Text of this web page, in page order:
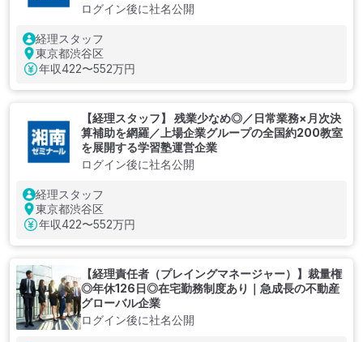
ログイン後に社名公開
経理スタッフ
東京都渋谷区
年収422〜552万円
【経理スタッフ】 残業少なめ◎／日常業務×月次決
算補助を網羅／上場企業グループの全国約200教室
を展開する学習塾運営企業
ログイン後に社名公開
経理スタッフ
東京都渋谷区
年収422〜552万円
【経理責任者（プレイングマネージャー）】裁量権
◎年休126日◎在宅勤務制度あり｜急成長の不動産
グローバル企業
ログイン後に社名公開